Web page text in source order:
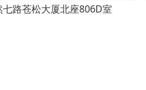
路苍松大厦北座806D室